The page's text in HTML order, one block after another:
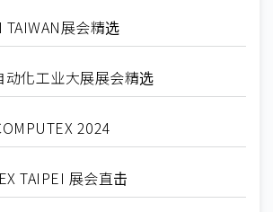
展会精选
化工业大展展会精选
2024
TAIPEI 展会直击